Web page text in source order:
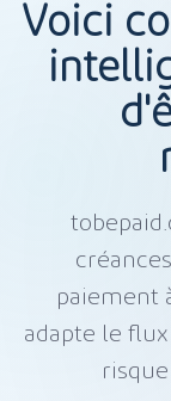
Voici
paiement
adapte le